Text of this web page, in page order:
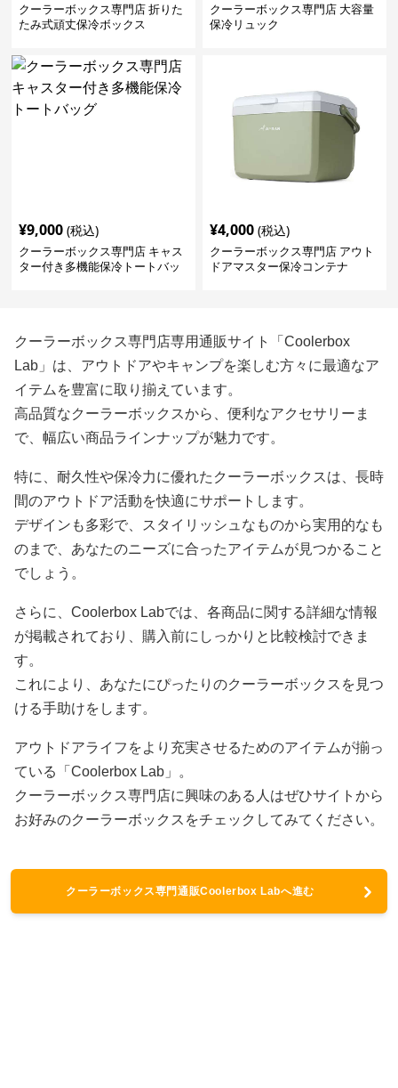
クーラーボックス専門店 折りた
たみ式頑丈保冷ボックス
クーラーボックス専門店 大容量
保冷リュック
¥9,000 (税込)
クーラーボックス専門店 キャス
ター付き多機能保冷トートバッ
¥4,000 (税込)
クーラーボックス専門店 アウト
ドアマスター保冷コンテナ
クーラーボックス専門店専用通販サイト「Coolerbox
Lab」は、アウトドアやキャンプを楽しむ方々に最適なア
イテムを豊富に取り揃えています。
高品質なクーラーボックスから、便利なアクセサリーま
で、幅広い商品ラインナップが魅力です。
特に、耐久性や保冷力に優れたクーラーボックスは、長時
間のアウトドア活動を快適にサポートします。
デザインも多彩で、スタイリッシュなものから実用的なも
のまで、あなたのニーズに合ったアイテムが見つかること
でしょう。
さらに、Coolerbox Labでは、各商品に関する詳細な情報
が掲載されており、購入前にしっかりと比較検討できま
す。
これにより、あなたにぴったりのクーラーボックスを見つ
ける手助けをします。
アウトドアライフをより充実させるためのアイテムが揃っ
ている「Coolerbox Lab」。
クーラーボックス専門店に興味のある人はぜひサイトから
お好みのクーラーボックスをチェックしてみてください。
クーラーボックス専門通販Coolerbox Labへ進む